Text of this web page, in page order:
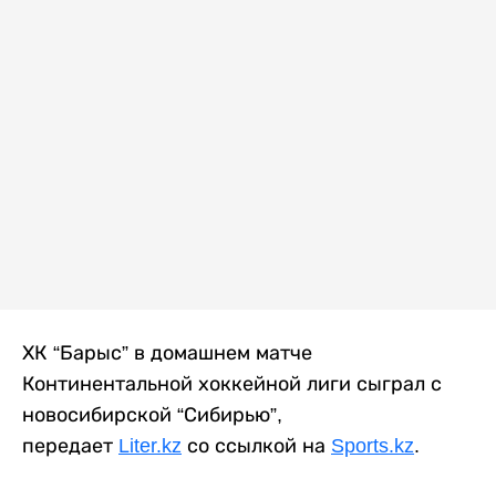
ХК “Барыс” в домашнем матче
Континентальной хоккейной лиги сыграл с
новосибирской “Сибирью”,
передает Liter.kz со ссылкой на Sports.kz.